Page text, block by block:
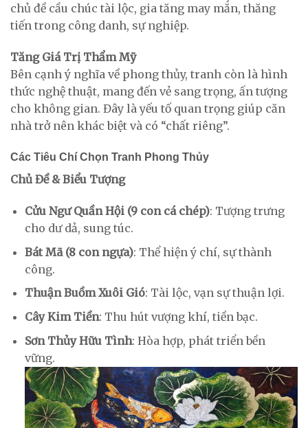
chủ đề cầu chúc tài lộc, gia tăng may mắn, thăng
tiến trong công danh, sự nghiệp.
Tăng Giá Trị Thẩm Mỹ
Bên cạnh ý nghĩa về phong thủy, tranh còn là hình
thức nghệ thuật, mang đến vẻ sang trọng, ấn tượng
cho không gian. Đây là yếu tố quan trọng giúp căn
nhà trở nên khác biệt và có “chất riêng”.
Các Tiêu Chí Chọn Tranh Phong Thủy
Chủ Đề & Biểu Tượng
Cửu Ngư Quần Hội (9 con cá chép): Tượng trưng
cho dư dả, sung túc.
Bát Mã (8 con ngựa): Thể hiện ý chí, sự thành
công.
Thuận Buồm Xuôi Gió: Tài lộc, vạn sự thuận lợi.
Cây Kim Tiền: Thu hút vượng khí, tiền bạc.
Sơn Thủy Hữu Tình: Hòa hợp, phát triển bền
vững.